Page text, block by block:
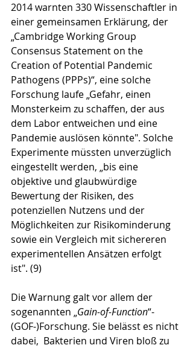
2014 warnten 330 Wissenschaftler in
einer gemeinsamen Erklärung, der
„Cambridge Working Group
Consensus Statement on the
Creation of Potential Pandemic
Pathogens (PPPs)“, eine solche
Forschung laufe „Gefahr, einen
Monsterkeim zu schaffen, der aus
dem Labor entweichen und eine
Pandemie auslösen könnte". Solche
Experimente müssten unverzüglich
ein­ge­stellt werden, „bis eine
objektive und glaubwürdige
Bewertung der Risiken, des
potenziellen Nutzens und der
Möglichkeiten zur Risikominderung
sowie ein Vergleich mit sichereren
experimentellen Ansätzen erfolgt
ist". (9)
Die Warnung galt vor allem der
sogenannten „Gain-of-Function“-
(GOF-)Forschung. Sie belässt es nicht
dabei,  Bakterien und Viren bloß zu